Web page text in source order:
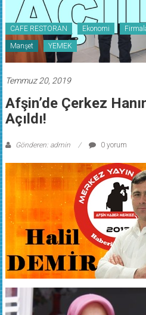
CAFE RESTORAN Ekonomi
Manşet YEMEK
Temmuz 20, 2019
Afşin’de Çerkez
Açıldı!
Gönderen: admin 0 yorum